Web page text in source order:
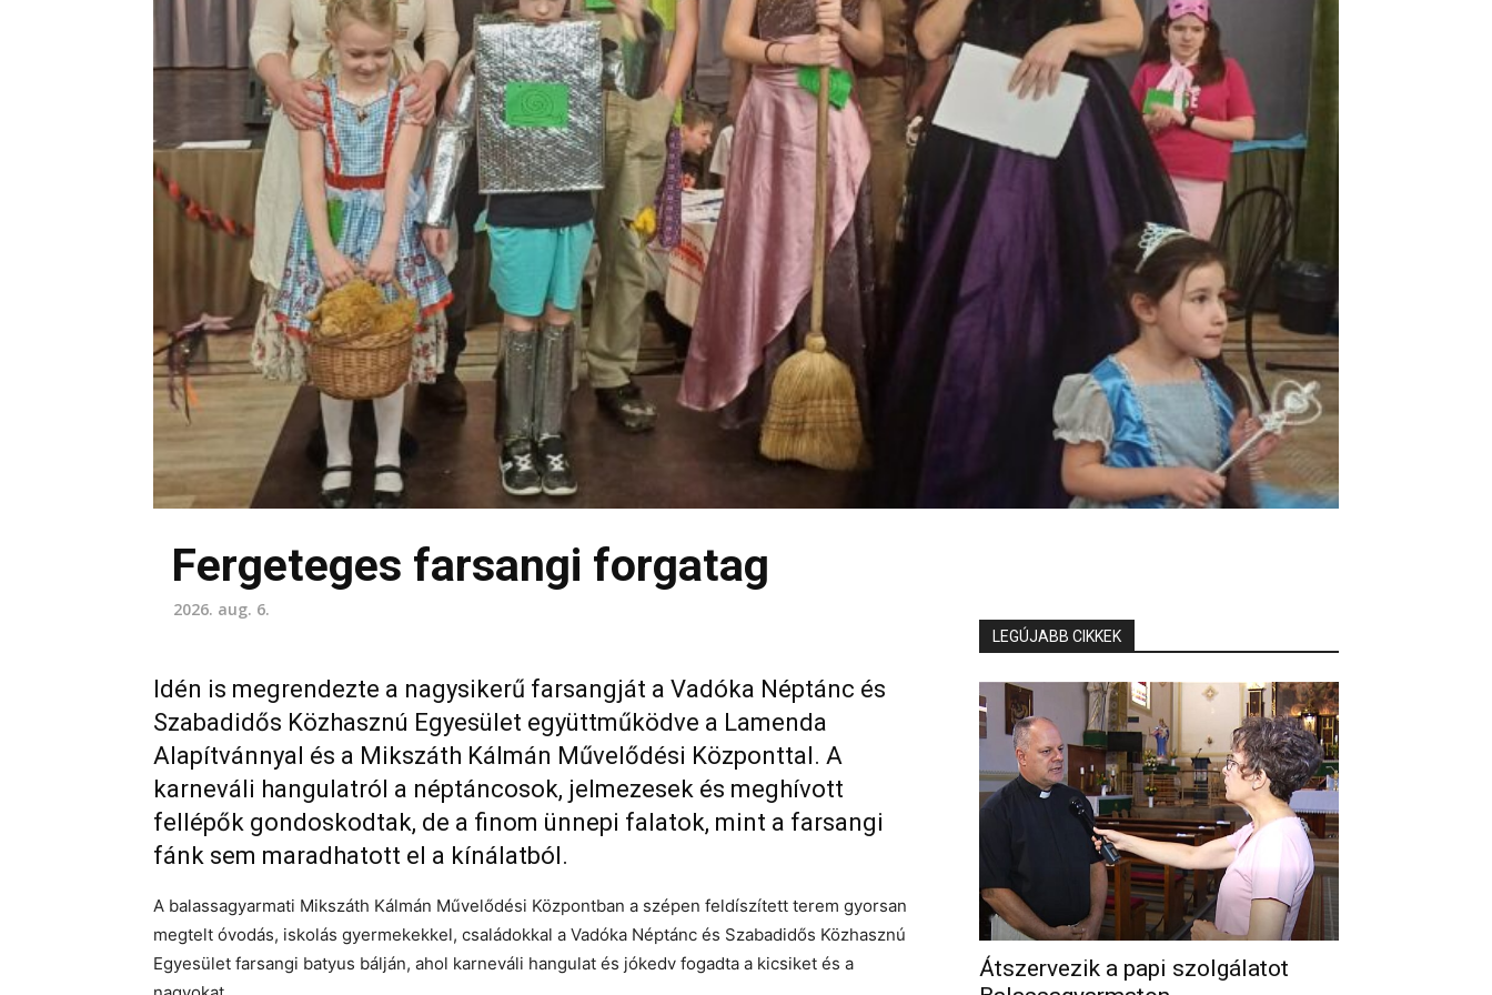
Fergeteges farsangi forgatag
2026. aug. 6.
Idén is megrendezte a nagysikerű farsangját a Vadóka Néptánc és
Szabadidős Közhasznú Egyesület együttműködve a Lamenda
Alapítvánnyal és a Mikszáth Kálmán Művelődési Központtal. A
karneváli hangulatról a néptáncosok, jelmezesek és meghívott
fellépők gondoskodtak, de a finom ünnepi falatok, mint a farsangi
fánk sem maradhatott el a kínálatból.
A balassagyarmati Mikszáth Kálmán Művelődési Központban a szépen feldíszített terem gyorsan
megtelt óvodás, iskolás gyermekekkel, családokkal a Vadóka Néptánc és Szabadidős Közhasznú
Egyesület farsangi batyus bálján, ahol karneváli hangulat és jókedv fogadta a kicsiket és a
LEGÚJABB CIKKEK
Átszervezik a papi szolgálatot